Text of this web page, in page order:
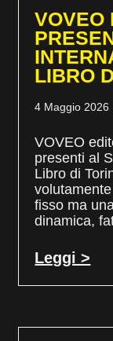
VOVEO
LIBRO
4 Maggio 2026
VOVEO
presenti al
Libro di
fisso ma
dinamica,
Leggi >